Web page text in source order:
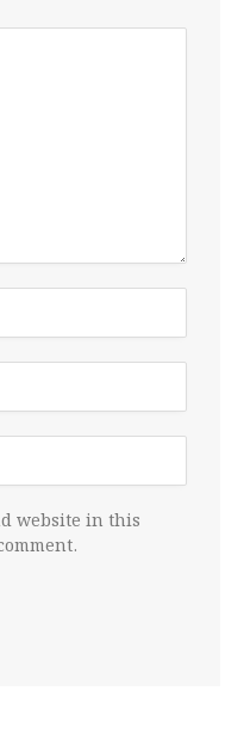
website in this